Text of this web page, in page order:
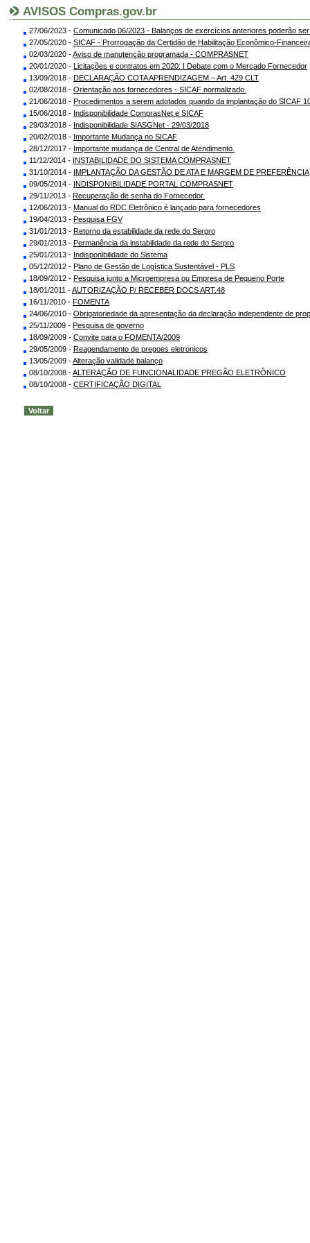
AVISOS Compras.gov.br
27/06/2023 - Comunicado 06/2023 - Balanços de exercícios anteriores poderão
27/05/2020 - SICAF - Prorrogação da Certidão de Habilitação Econômico-
02/03/2020 -Aviso de manutenção programada - COMPRASNET
20/01/2020 - Licitações e contratos em 2020: I Debate com o Mercado Fornecedor
13/09/2018 - DECLARAÇÃO COTA APRENDIZAGEM – Art. 429 CLT
02/08/2018 - Orientação aos fornecedores - SICAF normalizado.
21/06/2018 - Procedimentos a serem adotados quando da implantação do SICAF
15/06/2018 - Indisponibilidade ComprasNet e SICAF
29/03/2018 - Indisponibilidade SIASGNet - 29/03/2018
20/02/2018 - Importante Mudança no SICAF
28/12/2017 - Importante mudança de Central de Atendimento.
11/12/2014 - INSTABILIDADE DO SISTEMA COMPRASNET
31/10/2014 - IMPLANTAÇÃO DA GESTÃO DE ATA E MARGEM DE PREFERÊNCIA
09/05/2014 - INDISPONIBILIDADE PORTAL COMPRASNET
29/11/2013 - Recuperação de senha do Fornecedor.
12/06/2013 - Manual do RDC Eletrônico é lançado para fornecedores
19/04/2013 - Pesquisa FGV
31/01/2013 - Retorno da estabilidade da rede do Serpro
29/01/2013 - Permanência da instabilidade da rede do Serpro
25/01/2013 - Indisponibilidade do Sistema
05/12/2012 - Plano de Gestão de Logística Sustentável - PLS
18/09/2012 - Pesquisa junto a Microempresa ou Empresa de Pequeno Porte
18/01/2011 -AUTORIZAÇÃO P/ RECEBER DOCS ART.48
16/11/2010 - FOMENTA
24/06/2010 - Obrigatoriedade da apresentação da declaração independente de
25/11/2009 - Pesquisa de governo
18/09/2009 - Convite para o FOMENTA/2009
29/05/2009 - Reagendamento de pregoes eletronicos
13/05/2009 -Alteração validade balanço
08/10/2008 -ALTERAÇÃO DE FUNCIONALIDADE PREGÃO ELETRÔNICO
08/10/2008 - CERTIFICAÇÃO DIGITAL